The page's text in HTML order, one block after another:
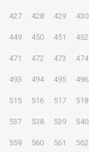
427 428 429 430
449 450 451 452
471 472 473 474
493 494 495 496
515 516 517 518
537 538 539 540
559 560 561 562